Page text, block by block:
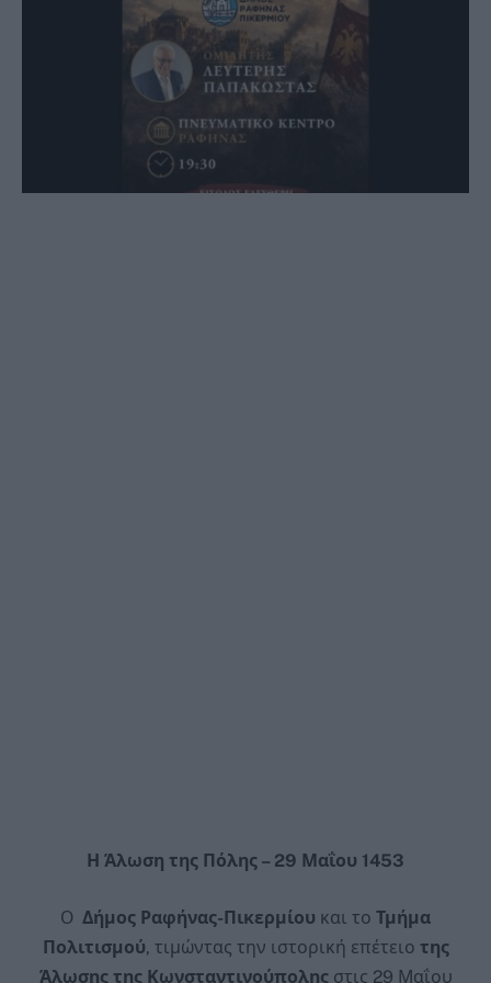
Η Άλωση της Πόλης – 29 Μαΐου 1453
Ο Δήμος Ραφήνας-Πικερμίου και το Τμήμα
Πολιτισμού, τιμώντας την ιστορική επέτειο της
Άλωσης της Κωνσταντινούπολης στις 29 Μαΐου